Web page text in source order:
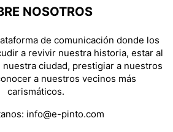
NOSOTROS
de comunicación donde los
a revivir nuestra historia, estar al
nuestra ciudad, prestigiar a nuestros
a nuestros vecinos más
carismáticos.
info@e-pinto.com